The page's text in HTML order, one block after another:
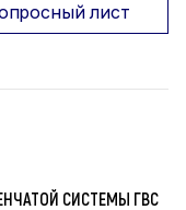
лист
СИСТЕМЫ ГВС